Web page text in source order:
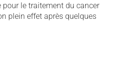
le traitement du cancer
plein effet après quelques